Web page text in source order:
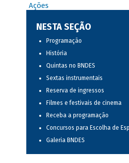
Ações
NESTA SEÇÃO
Programação
História
Quintas no BNDES
Sextas instrumentais
Reserva de ingressos
Filmes e festivais de cinema
Receba a programação
Concursos para Escolha de
Galeria BNDES